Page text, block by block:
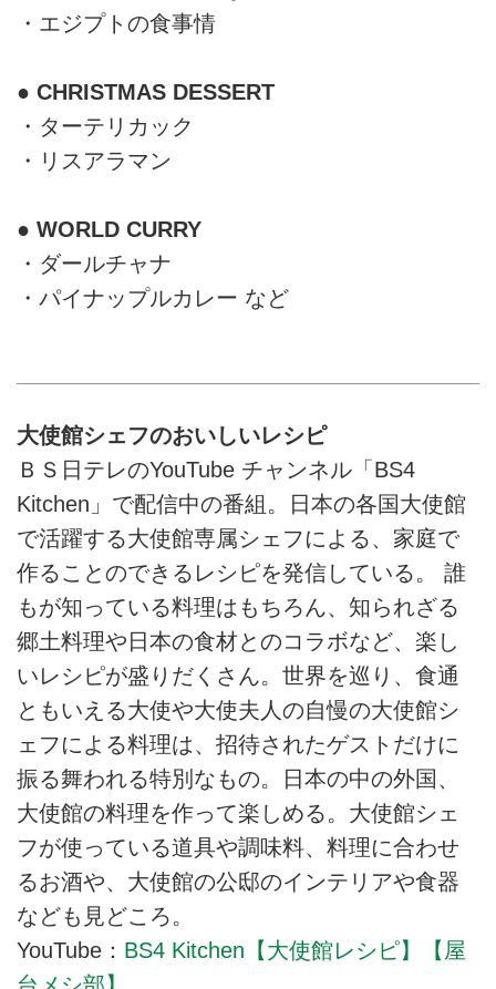
・エジプトの食事情
● CHRISTMAS DESSERT
・ターテリカック
・リスアラマン
● WORLD CURRY
・ダールチャナ
・パイナップルカレー など
大使館シェフのおいしいレシピ
ＢＳ日テレのYouTube チャンネル「BS4
Kitchen」で配信中の番組。日本の各国大使館
で活躍する大使館専属シェフによる、家庭で
作ることのできるレシピを発信している。 誰
もが知っている料理はもちろん、知られざる
郷土料理や日本の食材とのコラボなど、楽し
いレシピが盛りだくさん。世界を巡り、食通
ともいえる大使や大使夫人の自慢の大使館シ
ェフによる料理は、招待されたゲストだけに
振る舞われる特別なもの。日本の中の外国、
大使館の料理を作って楽しめる。大使館シェ
フが使っている道具や調味料、料理に合わせ
るお酒や、大使館の公邸のインテリアや食器
なども見どころ。
YouTube： BS4 Kitchen【大使館レシピ】【屋